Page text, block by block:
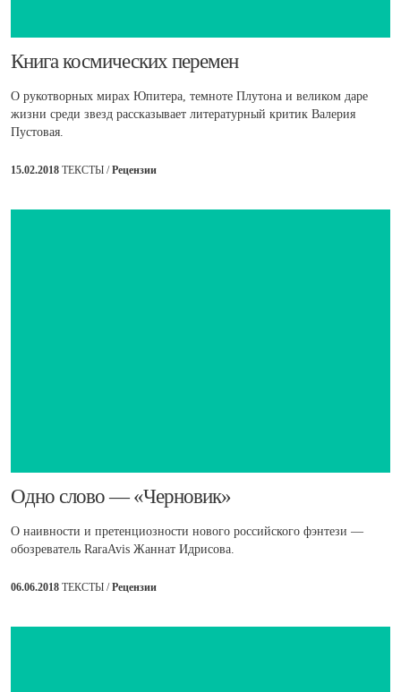
​Книга космических перемен
О рукотворных мирах Юпитера, темноте Плутона и великом даре
жизни среди звезд рассказывает литературный критик Валерия
Пустовая.
15.02.2018 ТЕКСТЫ /Рецензии
​Одно слово — «Черновик»
О наивности и претенциозности нового российского фэнтези —
обозреватель RaraAvis Жаннат Идрисова.
06.06.2018 ТЕКСТЫ /Рецензии